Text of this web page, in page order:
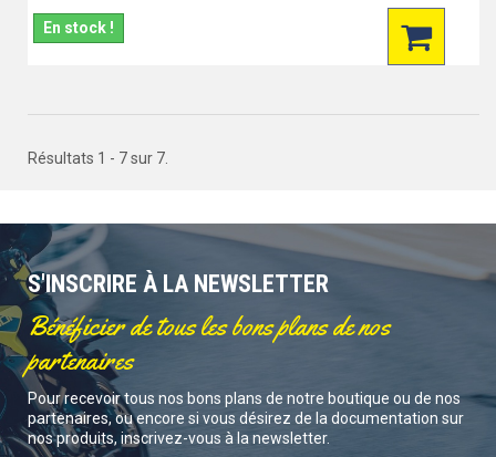
En stock !
Résultats 1 - 7 sur 7.
S'INSCRIRE À LA NEWSLETTER
Bénéficier de tous les bons plans de nos
partenaires
Pour recevoir tous nos bons plans de notre boutique ou de nos
partenaires, ou encore si vous désirez de la documentation sur
nos produits, inscrivez-vous à la newsletter.